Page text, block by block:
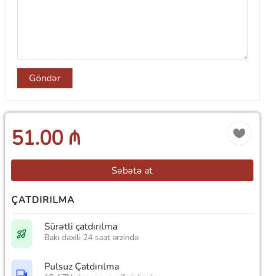
Göndər
51.00 ₼
Səbətə at
ÇATDIRILMA
Sürətli çatdırılma
Bakı daxili 24 saat ərzində
Pulsuz Çatdırılma